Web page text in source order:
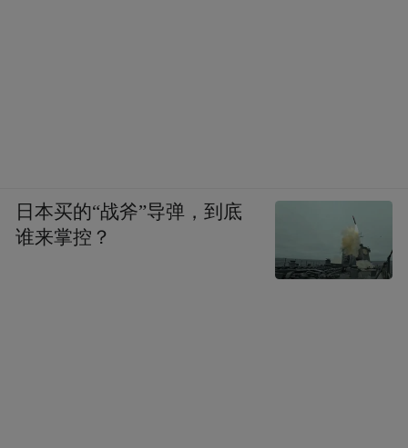
日本买的“战斧”导弹，到底
谁来掌控？